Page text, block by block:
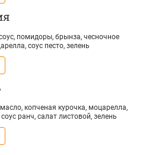
помидоры, брынза, чесночное
соус песто, зелень
копченая курочка, моцарелла,
ранч, салат листовой, зелень